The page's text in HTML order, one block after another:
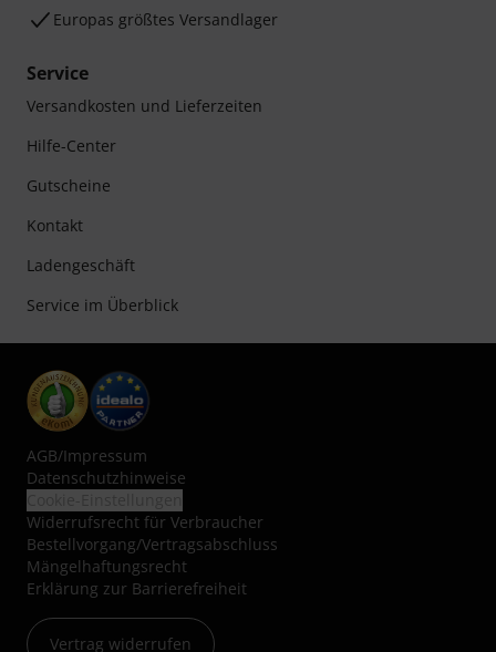
Europas größtes Versandlager
Service
Versandkosten und Lieferzeiten
Hilfe-Center
Gutscheine
Kontakt
Ladengeschäft
Service im Überblick
AGB/Impressum
Datenschutzhinweise
Widerrufsrecht für Verbraucher
Bestellvorgang/Vertragsabschluss
Mängelhaftungsrecht
Erklärung zur Barrierefreiheit
Vertrag widerrufen